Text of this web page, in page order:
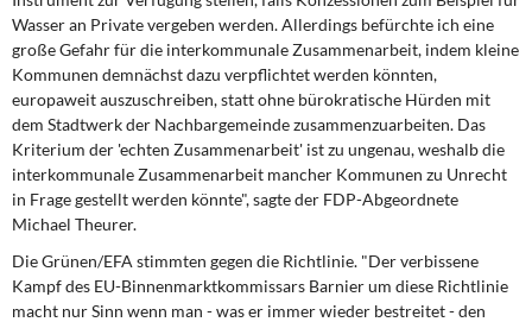
Wasser an Private vergeben werden. Allerdings befürchte ich eine
große Gefahr für die interkommunale Zusammenarbeit, indem kleine
Kommunen demnächst dazu verpflichtet werden könnten,
europaweit auszuschreiben, statt ohne bürokratische Hürden mit
dem Stadtwerk der Nachbargemeinde zusammenzuarbeiten. Das
Kriterium der 'echten Zusammenarbeit' ist zu ungenau, weshalb die
interkommunale Zusammenarbeit mancher Kommunen zu Unrecht
in Frage gestellt werden könnte", sagte der FDP-Abgeordnete
Michael Theurer.
Die Grünen/EFA stimmten gegen die Richtlinie. "Der verbissene
Kampf des EU-Binnenmarktkommissars Barnier um diese Richtlinie
macht nur Sinn wenn man - was er immer wieder bestreitet - den